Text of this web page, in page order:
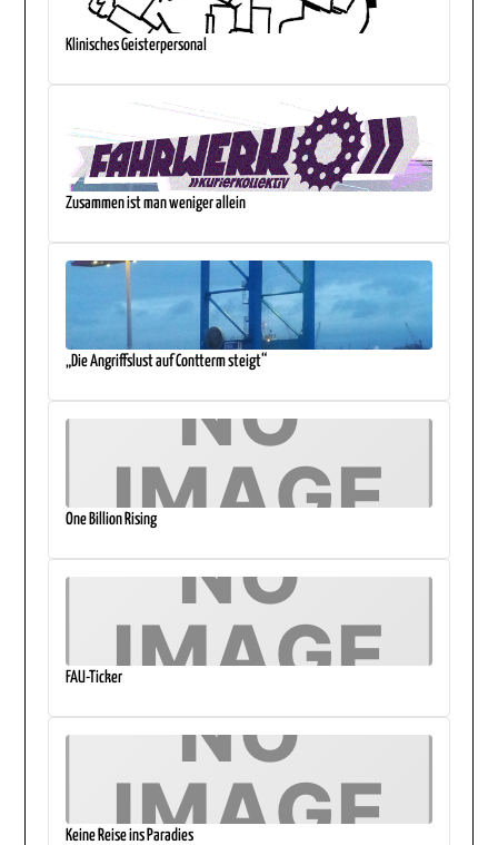
Klinisches Geisterpersonal
Zusammen ist man weniger allein
„Die Angriffslust auf Contterm steigt“
One Billion Rising
FAU-Ticker
Keine Reise ins Paradies